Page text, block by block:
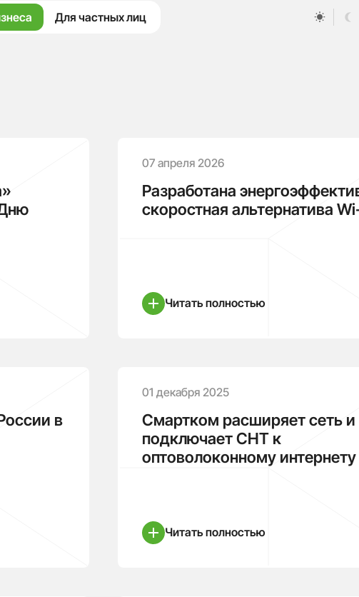
Для частных лиц
07 апреля 2026
Разработана
скоростная альтернатива
Читать полностью
в
01 декабря 2025
Смартком расширяет сеть и
подключает СНТ к
оптоволоконному интернету
Читать полностью